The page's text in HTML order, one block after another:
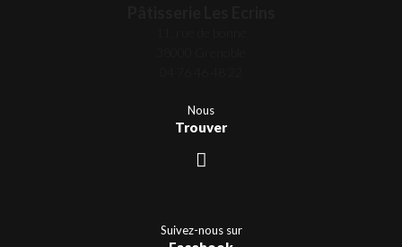
Nous
Trouver
Suivez-nous sur